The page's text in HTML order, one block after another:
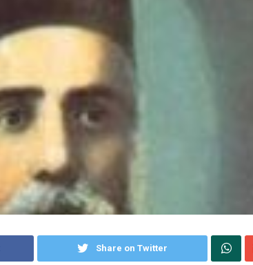
Share on Twitter